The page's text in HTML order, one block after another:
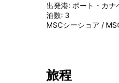
出発港: ポート・カナ
泊数: 3
MSCシーショア /
旅程